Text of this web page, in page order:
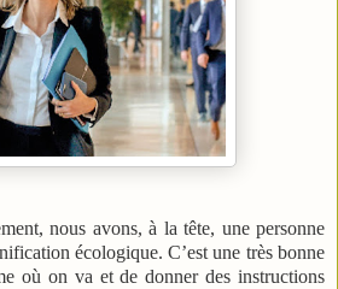
nous avons, à la tête, une personne
écologique. C’est une très bonne
où on va et de donner des instructions